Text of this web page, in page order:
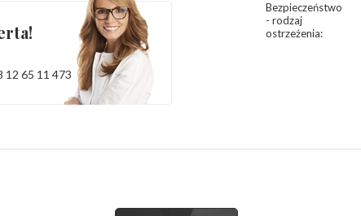
Bezpieczeństwo
- rodzaj
ostrzeżenia:
12 65 11 473